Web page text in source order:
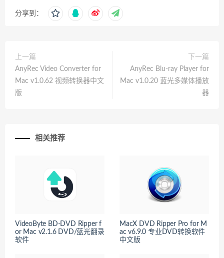
分享到：
上一篇
AnyRec Video Converter for
Mac v1.0.62 视频转换器中文
版
下一篇
AnyRec Blu-ray Player for
Mac v1.0.20 蓝光多媒体播放
器
相关推荐
VideoByte BD-DVD Ripper f
or Mac v2.1.6 DVD/蓝光翻录
软件
MacX DVD Ripper Pro for M
ac v6.9.0 专业DVD转换软件
中文版